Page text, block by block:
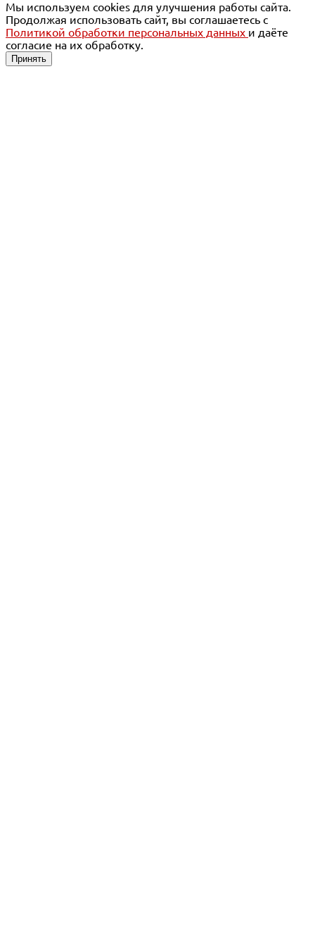
Мы используем cookies для улучшения работы сайта.
Продолжая использовать сайт, вы соглашаетесь с
Политикой обработки персональных данных и даёте
согласие на их обработку.
Принять